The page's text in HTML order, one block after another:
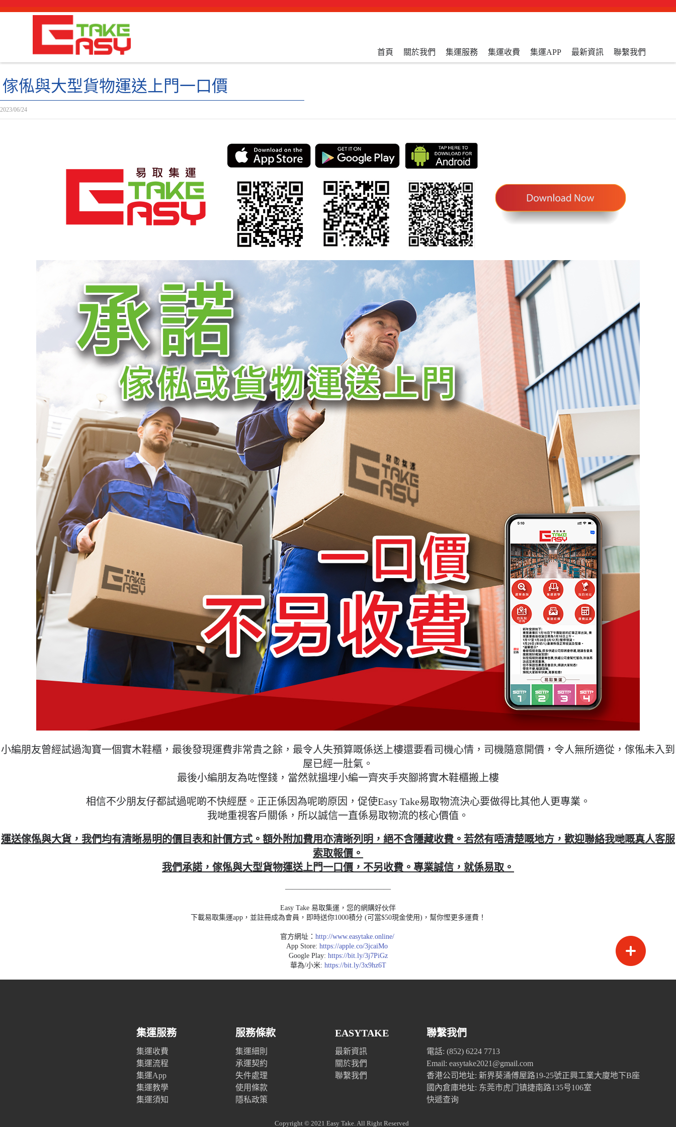
首頁 關於我們 集運服務 集運收費 集運APP 最新資訊 聯繫我們
傢俬與大型貨物運送上門一口價
2023/06/24
小編朋友曾經試過淘寶一個實木鞋櫃，最後發現運費非常貴之餘，最令人失預算嘅係送上樓還要看司機心情，司機隨意開價，令人無所適從，傢俬未入到
屋已經一肚氣。
最後小編朋友為咗慳錢，當然就搵埋小編一齊夾手夾腳將實木鞋櫃搬上樓
相信不少朋友仔都試過呢啲不快經歷。正正係因為呢啲原因，促使Easy Take易取物流決心要做得比其他人更專業。
我哋重視客戶關係，所以誠信一直係易取物流的核心價值。
運送傢俬與大貨，我們均有清晰易明的價目表和計價方式。額外附加費用亦清晰列明，絕不含隱藏收費。若然有唔清楚嘅地方，歡迎聯絡我哋嘅真人客服
索取報價。
我們承諾，傢俬與大型貨物運送上門一口價，不另收費。專業誠信，就係易取。
———————————————
Easy Take 易取集運，您的網購好伙伴
下載易取集運app，並註冊成為會員，即時送你1000積分 (可當$50現金使用)，幫你慳更多運費！
官方網址： http://www.easytake.online/
App Store: https://apple.co/3jcaiMo
Google Play: https://bit.ly/3j7PiGz
華為/小米: https://bit.ly/3x9hz6T
集運服務
集運收費
集運流程
集運App
集運教學
集運須知
服務條款
集運細則
承運契約
失件處理
使用條款
隱私政策
EASYTAKE
最新資訊
關於我們
聯繫我們
聯繫我們
電話: (852) 6224 7713
Email: easytake2021@gmail.com
香港公司地址: 新界葵涌傅屋路19-25號正興工業大廈地下B座
國內倉庫地址: 东莞市虎门镇捷南路135号106室
快遞查询
Copyright © 2021 Easy Take. All Right Reserved